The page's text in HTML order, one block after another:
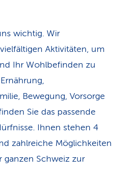
wichtig. Wir
Aktivitäten, um
Ihr Wohlbefinden zu
Bewegung, Vorsorge
Sie das passende
Ihnen stehen 4
zahlreiche Möglichkeiten
ganzen Schweiz zur